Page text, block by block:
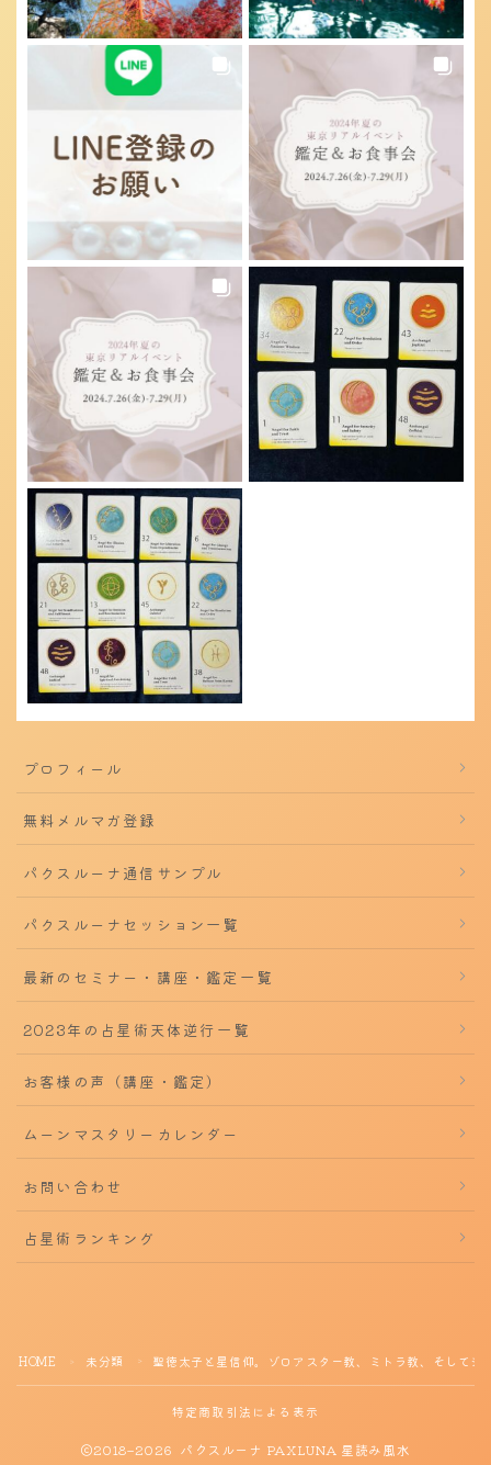
プロフィール
無料メルマガ登録
パクスルーナ通信サンプル
パクスルーナセッション一覧
最新のセミナー・講座・鑑定一覧
2023年の占星術天体逆行一覧
お客様の声（講座・鑑定）
ムーンマスタリーカレンダー
お問い合わせ
占星術ランキング
HOME ＞ 未分類 ＞ 聖徳太子と星信仰。ゾロアスター教、ミトラ教、そしてシ
特定商取引法による表示
2018–2026 パクスルーナ PAXLUNA 星読み風水